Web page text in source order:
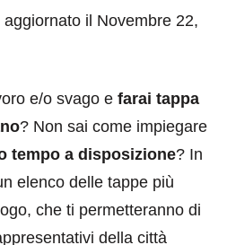
il Novembre 22,
e/o svago e farai tappa
? Non sai come impiegare
tempo a disposizione? In
elenco delle tappe più
che ti permetteranno di
della città